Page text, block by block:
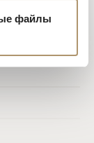
файлы